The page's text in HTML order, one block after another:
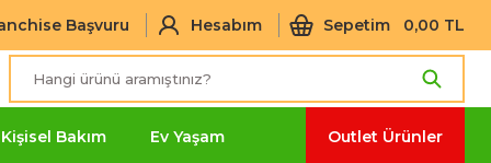
Başvuru Hesabım Sepetim 0,00 TL
Kişisel Bakım Ev Yaşam Outlet Ürünler